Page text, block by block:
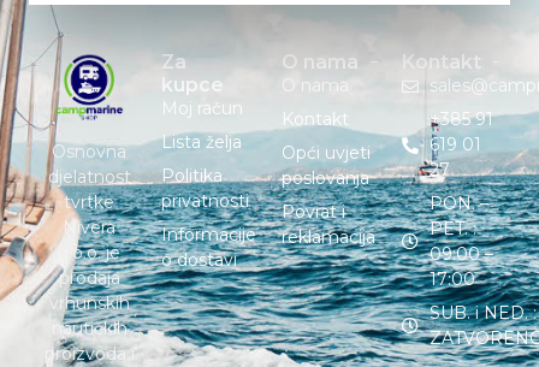
Osnovna
djelatnost
tvrtke
Nivera
d.o.o. je
prodaja
vrhunskih
nautičkih
proizvoda i
Za
kupce
Moj račun
Lista želja
Politika
privatnosti
Informacije
o dostavi
O nama
O nama
Kontakt
Opći uvjeti
poslovanja
Povrat i
reklamacija
Kontakt
+385 91
619 01
27
PON. –
PET. :
09:00 –
17:00
SUB. i NED. :